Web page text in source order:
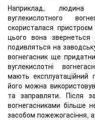
Наприклад, людина
вуглекислотного
скористалася
цього вона
подивляться на
вогнегасник ще
вуглекислотні
мають експлуатаційний
його можна
та заправляти. Після
вогнегасниками більше
засобом пожежогасіння, а